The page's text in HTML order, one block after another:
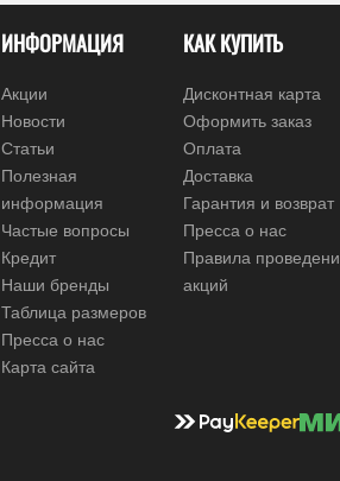
ИНФОРМАЦИЯ
Акции
Новости
Статьи
Полезная
информация
Частые вопросы
Кредит
Наши бренды
Таблица размеров
Пресса о нас
Карта сайта
КАК КУПИТЬ
Дисконтная карта
Оформить заказ
Оплата
Доставка
Гарантия и возврат
Пресса о нас
Правила
акций